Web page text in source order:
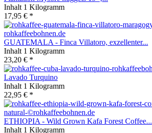
Inhalt 1 Kilogramm
17,95 € *
GUATEMALA - Finca Villatoro, exzellenter...
Inhalt 1 Kilogramm
23,20 € *
Lavado Turquino
Inhalt 1 Kilogramm
22,95 € *
ETHIOPIA - Wild Grown Kafa Forest Coffee...
Inhalt 1 Kilogramm